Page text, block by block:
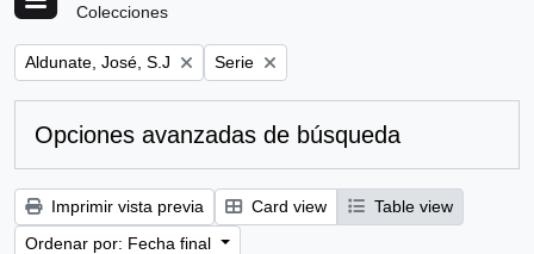
Colecciones
Remove filter:
Aldunate, José, S.J Remove filter:
Serie
Opciones avanzadas de búsqueda
Imprimir vista previa Card view
Table view
Ordenar por: Fecha final